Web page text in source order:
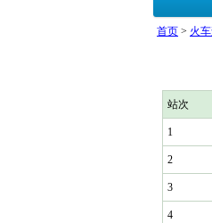
首页 > 火
站次
1
2
3
4